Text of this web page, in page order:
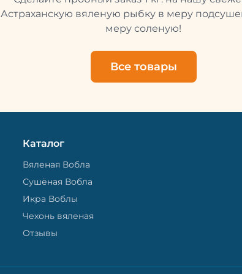
рыбу
пакет, чтобы она
не просто
пример того, как
старые рецепты
вкусно.
Астраханскую вяленую рыбку в меру
меру соленую!
Все товары
Каталог
Вяленая Вобла
Сушёная Вобла
Икра Воблы
Чехонь вяленая
Отзывы